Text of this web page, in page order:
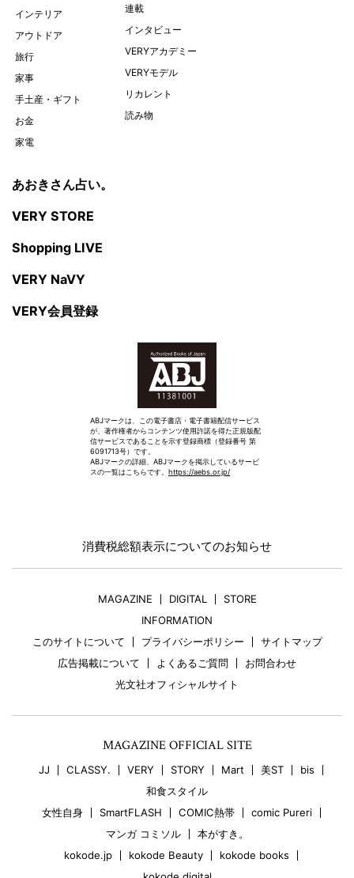
インテリア
アウトドア
旅行
家事
手土産・ギフト
お金
家電
連載
インタビュー
VERYアカデミー
VERYモデル
リカレント
読み物
あおきさん占い。
VERY STORE
Shopping LIVE
VERY NaVY
VERY会員登録
ABJマークは、この電子書店・電子書籍配信サービス
が、著作権者からコンテンツ使用許諾を得た正規版配
信サービスであることを示す登録商標（登録番号 第
6091713号）です。
ABJマークの詳細、ABJマークを掲示しているサービ
スの一覧はこちらです。 https://aebs.or.jp/
消費税総額表示についてのお知らせ
MAGAZINE DIGITAL
STORE
INFORMATION
このサイトについて
プライバシーポリシー
サイトマップ
広告掲載について
よくあるご質問
お問合わせ
光文社オフィシャルサイト
MAGAZINE OFFICIAL SITE
JJ CLASSY. VERY STORY Mart 美ST
bis
和食スタイル
女性自身
SmartFLASH COMIC熱帯
comic Pureri
マンガ コミソル
本がすき。
kokode.jp
kokode Beauty
kokode books